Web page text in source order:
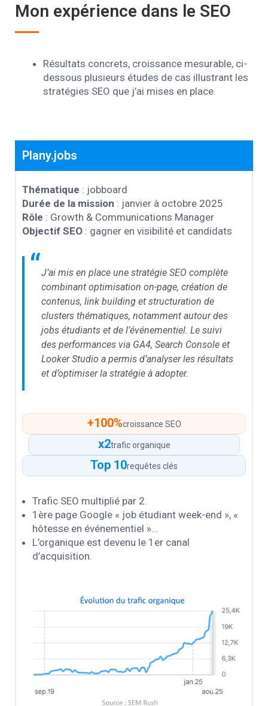
Mon expérience dans le SEO
Résultats concrets, croissance mesurable, ci-
dessous plusieurs études de cas illustrant les
stratégies SEO que j’ai mises en place.
Plany.jobs
Thématique : jobboard
Durée de la mission : janvier à octobre 2025
Rôle : Growth & Communications Manager
Objectif SEO : gagner en visibilité et candidats
“J’ai mis en place une stratégie SEO complète
combinant optimisation on-page, création de
contenus, link building et structuration de
clusters thématiques, notamment autour des
jobs étudiants et de l’événementiel. Le suivi
des performances via GA4, Search Console et
Looker Studio a permis d’analyser les résultats
et d’optimiser la stratégie à adopter.
+100%croissance SEO
x2trafic organique
Top 10requêtes clés
Trafic SEO multiplié par 2.
1ère page Google « job étudiant week-end », «
hôtesse en événementiel »…
L’organique est devenu le 1er canal
d’acquisition.